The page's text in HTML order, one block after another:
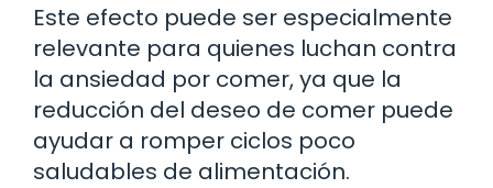
Este efecto puede ser especialmente
relevante para quienes luchan contra
la ansiedad por comer, ya que la
reducción del deseo de comer puede
ayudar a romper ciclos poco
saludables de alimentación.